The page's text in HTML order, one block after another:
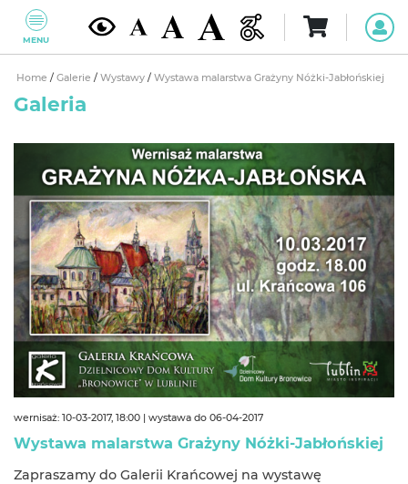
MENU
Home / Galerie / Wystawy / Wystawa malarstwa Grażyny Nóżki-Jabłońskiej
Galeria
wernisaż: 10-03-2017, 18:00 | wystawa do 06-04-2017
Wystawa malarstwa Grażyny Nóżki-Jabłońskiej
Zapraszamy do Galerii Krańcowej na wystawę